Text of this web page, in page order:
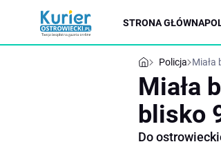
STRONA GŁÓWNA
Policja Miała
Miała
blisko
Do